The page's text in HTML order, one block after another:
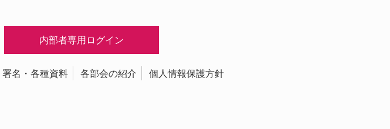
内部者専用ログイン
署名・各種資料 各部会の紹介 個人情報保護方針